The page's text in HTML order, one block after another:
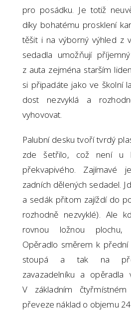
pro posádku. Je totiž
díky bohatému prosklení
těšit i na výborný výhled z
sedadla umožňují
z auta zejména starším
si připadáte jako ve školní
dost nezvyklá a
vyhovovat.
Palubní desku tvoří tvrdý
zde šetřilo, což není u
překvapivého. Zajímavé
zadních dělených sedadel.
a sedák přitom zajíždí do
rozhodně nezvyklé). Ale
rovnou ložnou plochu,
Opěradlo směrem k přední
stoupá a tak na
zavazadelníku a opěradla
V základním čtyřmístném
převeze náklad o objemu